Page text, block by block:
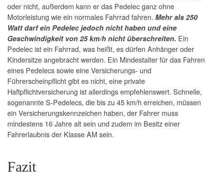
oder nicht, außerdem kann er das Pedelec ganz ohne
Motorleistung wie ein normales Fahrrad fahren. Mehr als 250
Watt darf ein Pedelec jedoch nicht haben und eine
Geschwindigkeit von 25 km/h nicht überschreiten. Ein
Pedelec ist ein Fahrrad, was heißt, es dürfen Anhänger oder
Kindersitze angebracht werden. Ein Mindestalter für das Fahren
eines Pedelecs sowie eine Versicherungs- und
Führerscheinpflicht gibt es nicht, eine private
Haftpflichtversicherung ist allerdings empfehlenswert. Schnelle,
sogenannte S-Pedelecs, die bis zu 45 km/h erreichen, müssen
ein Versicherungskennzeichen haben, der Fahrer muss
mindestens 16 Jahre alt sein und zudem im Besitz einer
Fahrerlaubnis der Klasse AM sein.
Fazit